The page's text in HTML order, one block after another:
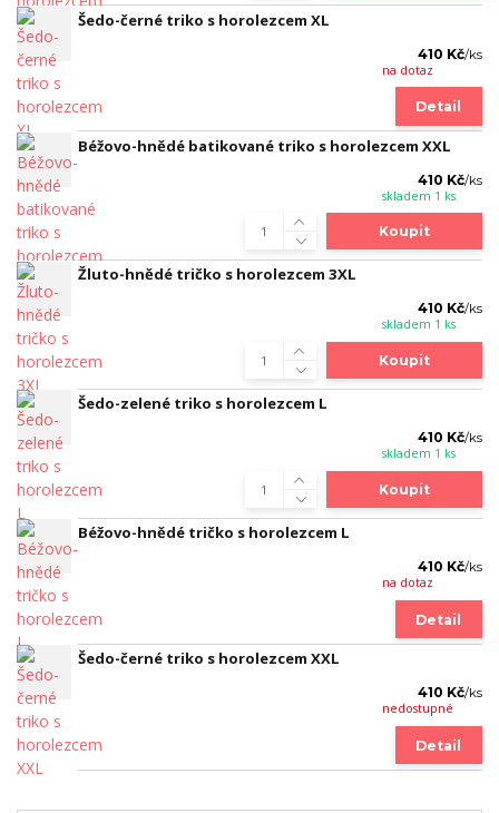
Šedo-černé triko s horolezcem XL
410 Kč/ks
na dotaz
Detail
Béžovo-hnědé batikované triko s horolezcem XXL
410 Kč/ks
skladem 1 ks
Koupit
Žluto-hnědé tričko s horolezcem 3XL
410 Kč/ks
skladem 1 ks
Koupit
Šedo-zelené triko s horolezcem L
410 Kč/ks
skladem 1 ks
Koupit
Béžovo-hnědé tričko s horolezcem L
410 Kč/ks
na dotaz
Detail
Šedo-černé triko s horolezcem XXL
410 Kč/ks
nedostupné
Detail